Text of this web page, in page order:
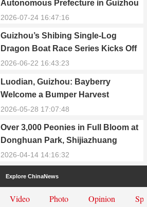
Autonomous Prefecture in Guizhou
Celebrates 70th Anniversary of
2026-07-24 16:47:16
Guizhou’s Shibing Single-Log
Dragon Boat Race Series Kicks Off
with Colorful Events
2026-06-22 16:43:23
Luodian, Guizhou: Bayberry
Welcome a Bumper Harvest
2026-05-28 17:07:48
Over 3,000 Peonies in Full Bloom at
Donghuan Park, Shijiazhuang
2026-04-14 14:16:32
Explore ChinaNews
Video Photo Opinion